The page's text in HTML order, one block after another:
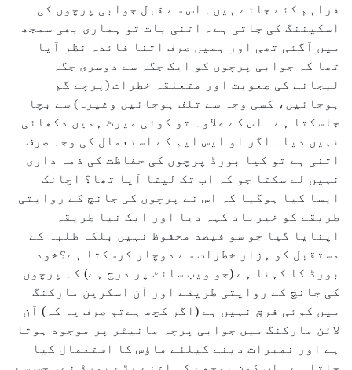
فراہم کئے جاتے ہیں۔ اس سے قبل جوابی پرچوں کی
اسکیننگ کی جاتی ہے۔ اتنی بات تو ہماری بھی سمجھ
میں آگئی تھی اور ہمیں صرف اتنا فائدہ نظر آیا
تھا کہ جوابی پرچوں کو ایک جگہ سے دوسری جگہ
لیجانے کی صعوبت اور متعلقہ خطرات (پرچے گم
ہوجائیں، کسی وجہ سے تلف ہوجائیں وغیرہ) سے بچا
جاسکتا ہے۔ اس کے علاوہ تو کوئی میرٹ ہمیں دکھائی
نہیں دیا۔ اگر او ایس ایم کے استعمال کی وجہ صرف
اتنی ہے تو کیا بورڈ پرچوں کی حفاظت کی ذمہ داری
نہیں لے سکتا جو کہ اب تک لیتا آیا تھا؟ اچانک
ایسا کیا ہوگیا کہ اس نے پرچوں کی جانچ کے روایتی
طریقے کو خیرباد کہہ دیا اور ایک نیا طریقہ
اپنایا گیا جو سو فیصد محفوظ نہیں بلکہ طلبہ کے
مستقبل کو ہزار خطرات سے دوچار کرسکتا ہے؟خود
بورڈ کا کہنا ہے (جو ویب سائٹ پر درج ہے) کہ پرچوں
کی جانچ کے روایتی طریقے اور آن اسکرین مارکنگ
میں کوئی فرق نہیں ہے (اگر کچھ ہےتو صرف یہ کہ) آن
لائن مارکنگ میں جوابی پرچہ مانیٹر پر موجود ہوتا
ہے اور نمبرات دینے کیلئے ماؤس کا استعمال کیا
جاتا ہے۔ اب کون پوچھے کہ اتنے بڑے بورڈ نے، جس سے